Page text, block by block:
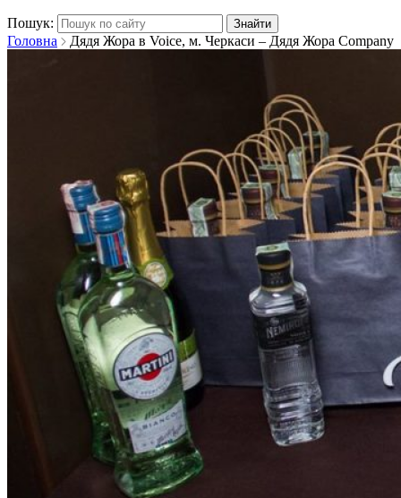
Пошук:
Головна
Дядя Жора в Voice, м. Черкаси – Дядя Жора Company